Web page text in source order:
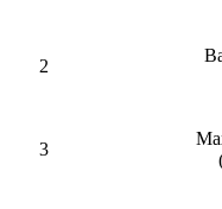
2
3